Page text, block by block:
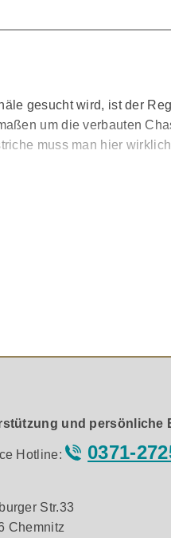
gesucht wird, ist der
um die verbauten
muss man hier
und persönliche
Hotline: 0371-
Str.33
Chemnitz